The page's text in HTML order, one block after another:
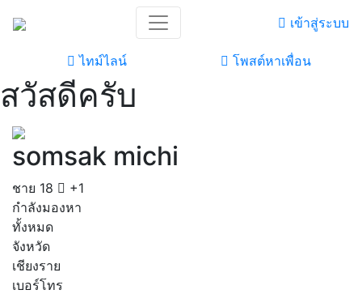
เข้าสู่ระบบ
ไทม์ไลน์ โพสต์หาเพื่อน
สวัสดีครับ
somsak michi
ชาย 18
+1
กำลังมองหา
ทั้งหมด
จังหวัด
เชียงราย
เบอร์โทร